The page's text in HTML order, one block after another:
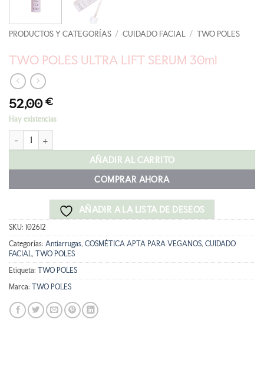
PRODUCTOS Y CATEGORÍAS / CUIDADO FACIAL / TWO POLES
TWO POLES ULTRA LIFT SERUM 30ml
52,00 €
Hay existencias
TWO POLES ULTRA LIFT SERUM 30ml cantidad
AÑADIR AL CARRITO
COMPRAR AHORA
AÑADIR A LA LISTA DE DESEOS
SKU: 102612
Categorías: Antiarrugas, COSMÉTICA APTA PARA VEGANOS, CUIDADO
FACIAL, TWO POLES
Etiqueta: TWO POLES
Marca: TWO POLES